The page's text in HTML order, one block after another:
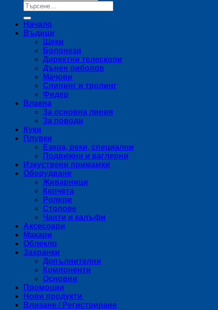
Търсене
за:
Начало
Въдици
Щеки
Болонези
Директни телескопи
Дънен риболов
Мачови
Спининг и тролинг
Фидер
Влакна
За основна линия
За поводи
Куки
Плувки
Езера, реки, специални
Подвижни и ваглерни
Изкуствени примамки
Оборудване
Живарници
Кепчета
Ролери
Столове
Чанти и калъфи
Аксесоари
Макари
Облекло
Захранки
Допълнителни
Компоненти
Основни
Промоции
Нови продукти
Влизане / Регистриране